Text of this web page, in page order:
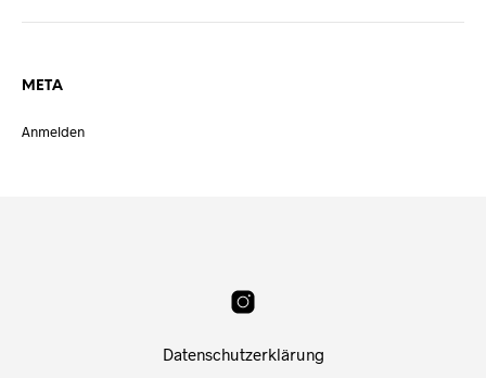
META
Anmelden
Datenschutzerklärung